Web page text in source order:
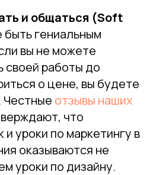
и общаться (Soft
гениальным
вы не можете
своей работы до
о цене, вы будете
Честные отзывы наших
что
уроки по маркетингу в
оказываются не
уроки по дизайну.